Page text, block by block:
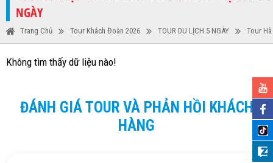
NGÀY
Trang Chủ Tour Khách Đoàn 2026 TOUR DU LỊCH 5 NGÀY Tour
Không tìm thấy dữ liệu nào!
ĐÁNH GIÁ TOUR VÀ PHẢN HỒI KHÁCH
HÀNG